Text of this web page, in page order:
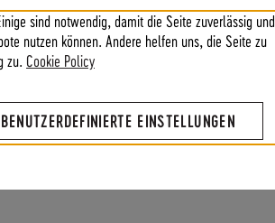
sind notwendig, damit die Seite zuverlässig und
nutzen können. Andere helfen uns, die Seite zu
zu. Cookie Policy
BENUTZERDEFINIERTE EINSTELLUNGEN
Kundenbewertungen